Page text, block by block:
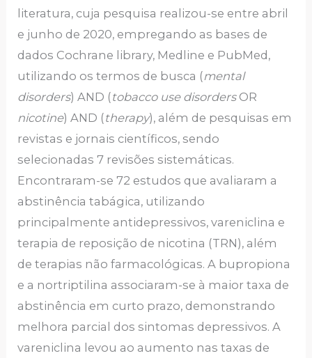
literatura, cuja pesquisa realizou-se entre abril
e junho de 2020, empregando as bases de
dados Cochrane library, Medline e PubMed,
utilizando os termos de busca (mental
disorders) AND (tobacco use disordersOR
nicotine) AND (therapy), além de pesquisas em
revistas e jornais científicos, sendo
selecionadas 7 revisões sistemáticas.
Encontraram-se 72 estudos que avaliaram a
abstinência tabágica, utilizando
principalmente antidepressivos, vareniclina e
terapia de reposição de nicotina (TRN), além
de terapias não farmacológicas. A bupropiona
e a nortriptilina associaram-se à maior taxa de
abstinência em curto prazo, demonstrando
melhora parcial dos sintomas depressivos. A
vareniclina levou ao aumento nas taxas de